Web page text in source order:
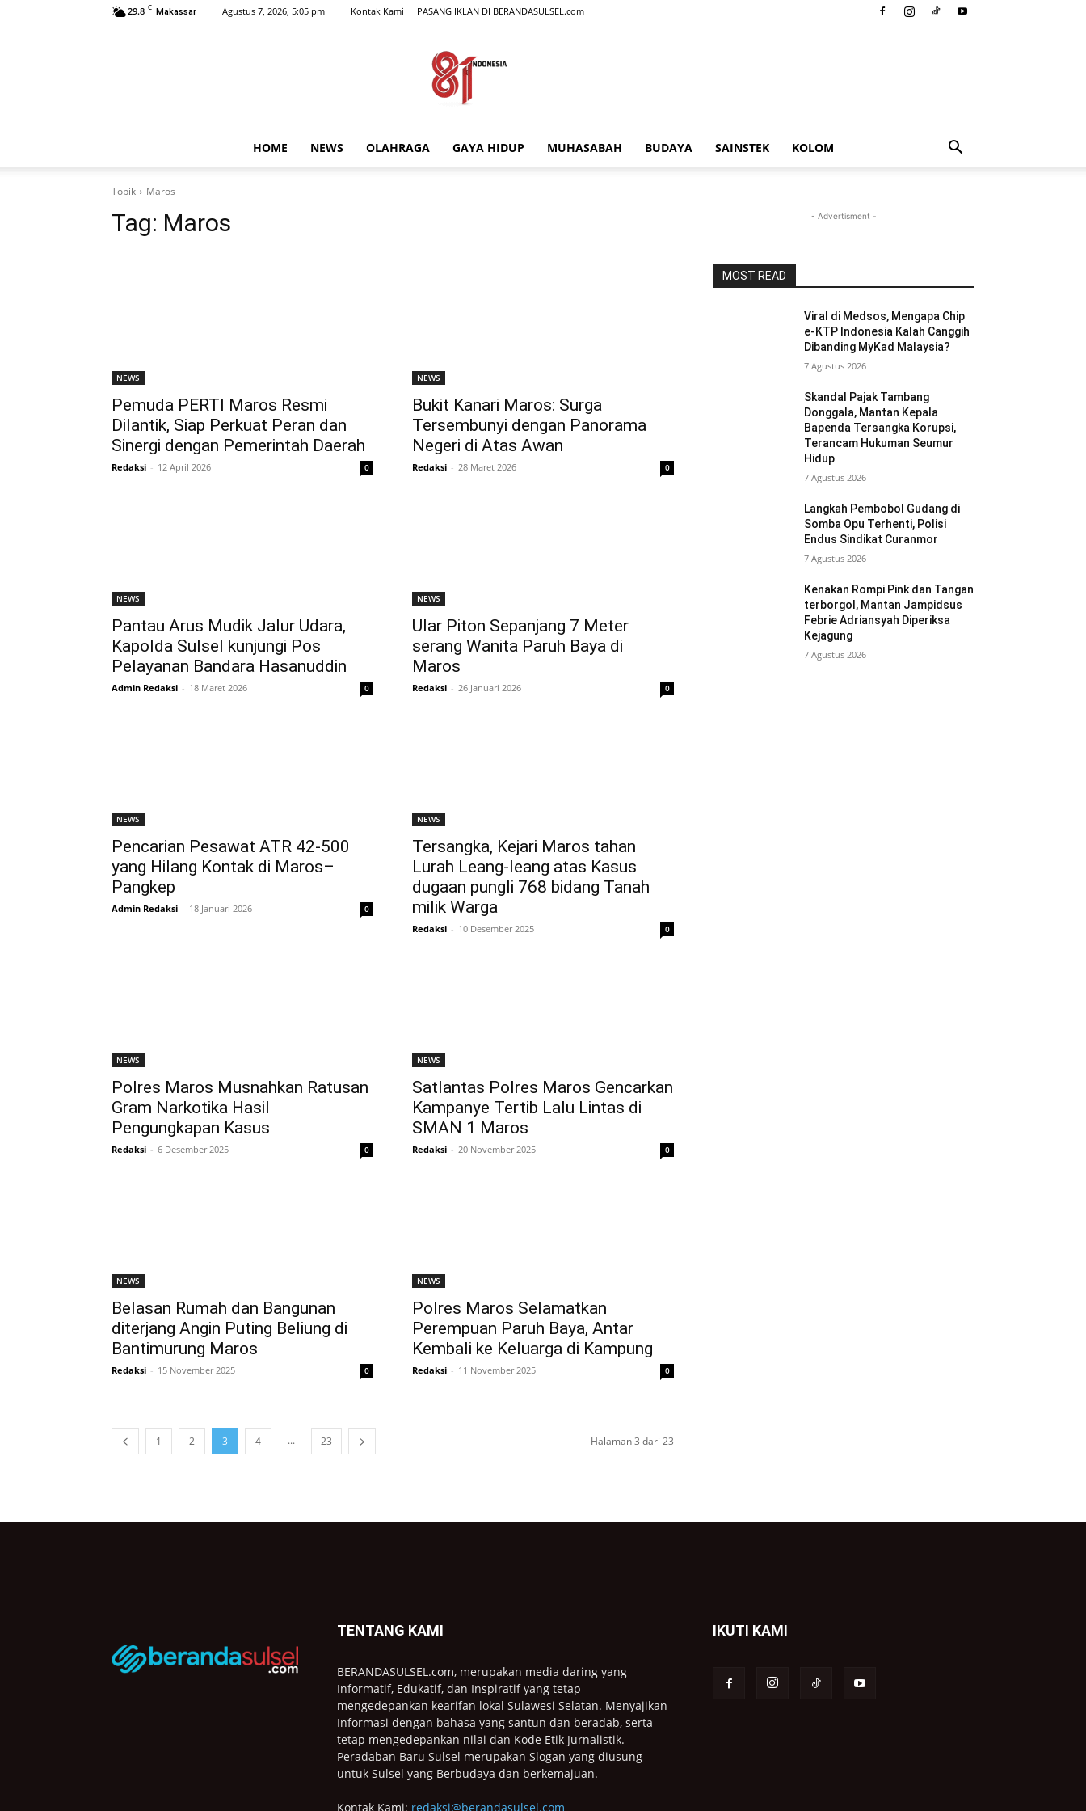
29.8 C Makassar Agustus 7, 2026, 5:05 pm Kontak Kami PASANG IKLAN DI BERANDASULSEL.com
HOME NEWS OLAHRAGA GAYA HIDUP MUHASABAH BUDAYA SAINSTEK KOLOM
Topik Maros
Tag: Maros
NEWS
Pemuda PERTI Maros Resmi
Dilantik, Siap Perkuat Peran dan
Sinergi dengan Pemerintah Daerah
Redaksi - 12 April 2026 0
NEWS
Bukit Kanari Maros: Surga
Tersembunyi dengan Panorama
Negeri di Atas Awan
Redaksi - 28 Maret 2026 0
NEWS
Pantau Arus Mudik Jalur Udara,
Kapolda Sulsel kunjungi Pos
Pelayanan Bandara Hasanuddin
Admin Redaksi - 18 Maret 2026 0
NEWS
Ular Piton Sepanjang 7 Meter
serang Wanita Paruh Baya di
Maros
Redaksi - 26 Januari 2026 0
NEWS
Pencarian Pesawat ATR 42-500
yang Hilang Kontak di Maros–
Pangkep
Admin Redaksi - 18 Januari 2026 0
NEWS
Tersangka, Kejari Maros tahan
Lurah Leang-leang atas Kasus
dugaan pungli 768 bidang Tanah
milik Warga
Redaksi - 10 Desember 2025 0
NEWS
Polres Maros Musnahkan Ratusan
Gram Narkotika Hasil
Pengungkapan Kasus
Redaksi - 6 Desember 2025 0
NEWS
Satlantas Polres Maros Gencarkan
Kampanye Tertib Lalu Lintas di
SMAN 1 Maros
Redaksi - 20 November 2025 0
NEWS
Belasan Rumah dan Bangunan
diterjang Angin Puting Beliung di
Bantimurung Maros
Redaksi - 15 November 2025 0
NEWS
Polres Maros Selamatkan
Perempuan Paruh Baya, Antar
Kembali ke Keluarga di Kampung
Redaksi - 11 November 2025 0
1 2 3 4 ... 23 Halaman 3 dari 23
- Advertisment -
MOST READ
Viral di Medsos, Mengapa Chip
e-KTP Indonesia Kalah Canggih
Dibanding MyKad Malaysia?
7 Agustus 2026
Skandal Pajak Tambang
Donggala, Mantan Kepala
Bapenda Tersangka Korupsi,
Terancam Hukuman Seumur
Hidup
7 Agustus 2026
Langkah Pembobol Gudang di
Somba Opu Terhenti, Polisi
Endus Sindikat Curanmor
7 Agustus 2026
Kenakan Rompi Pink dan Tangan
terborgol, Mantan Jampidsus
Febrie Adriansyah Diperiksa
Kejagung
7 Agustus 2026
TENTANG KAMI
BERANDASULSEL.com, merupakan media daring yang
Informatif, Edukatif, dan Inspiratif yang tetap
mengedepankan kearifan lokal Sulawesi Selatan. Menyajikan
Informasi dengan bahasa yang santun dan beradab, serta
tetap mengedepankan nilai dan Kode Etik Jurnalistik.
Peradaban Baru Sulsel merupakan Slogan yang diusung
untuk Sulsel yang Berbudaya dan berkemajuan.
Kontak Kami: redaksi@berandasulsel.com
IKUTI KAMI